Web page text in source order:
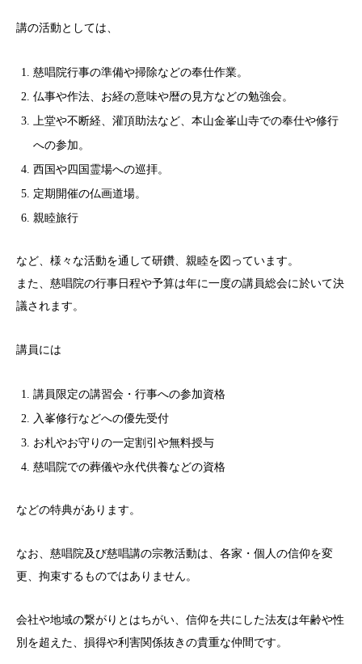
講の活動としては、
慈唱院行事の準備や掃除などの奉仕作業。
仏事や作法、お経の意味や暦の見方などの勉強会。
上堂や不断経、灌頂助法など、本山金峯山寺での奉仕や修行
への参加。
西国や四国霊場への巡拝。
定期開催の仏画道場。
親睦旅行
など、様々な活動を通して研鑽、親睦を図っています。
また、慈唱院の行事日程や予算は年に一度の講員総会に於いて決
議されます。
講員には
講員限定の講習会・行事への参加資格
入峯修行などへの優先受付
お札やお守りの一定割引や無料授与
慈唱院での葬儀や永代供養などの資格
などの特典があります。
なお、慈唱院及び慈唱講の宗教活動は、各家・個人の信仰を変
更、拘束するものではありません。
会社や地域の繋がりとはちがい、信仰を共にした法友は年齢や性
別を超えた、損得や利害関係抜きの貴重な仲間です。